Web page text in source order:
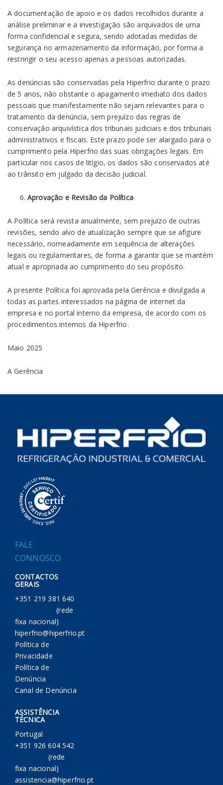
A documentação de apoio e os dados recolhidos durante a
análise preliminar e a investigação são arquivados de uma
forma confidencial e segura, sendo adotadas medidas de
segurança no armazenamento da informação, por forma a
restringir o seu acesso apenas a pessoas autorizadas.
As denúncias são conservadas pela Hiperfrio durante o prazo
de 5 anos, não obstante o apagamento imediato dos dados
pessoais que manifestamente não sejam relevantes para o
tratamento da denúncia, sem prejuízo das regras de
conservação arquivística dos tribunais judiciais e dos tribunais
administrativos e fiscais. Este prazo pode ser alargado para o
cumprimento pela Hiperfrio das suas obrigações legais. Em
particular nos casos de litígio, os dados são conservados até
ao trânsito em julgado da decisão judicial.
Aprovação e Revisão da Política
A Política será revista anualmente, sem prejuízo de outras
revisões, sendo alvo de atualização sempre que se afigure
necessário, nomeadamente em sequência de alterações
legais ou regulamentares, de forma a garantir que se mantém
atual e apropriada ao cumprimento do seu propósito.
A presente Política foi aprovada pela Gerência e divulgada a
todas as partes interessados na página de internet da
empresa e no portal interno da empresa, de acordo com os
procedimentos internos da Hiperfrio.
Maio 2025
A Gerência
FALE
CONNOSCO
CONTACTOS
GERAIS
+351 219 381 640
(rede
fixa nacional)
hiperfrio@hiperfrio.pt
Política de
Privacidade
Política de
Denúncia
Canal de Denúncia
ASSISTÊNCIA
TÉCNICA
Portugal
+351 926 604 542
(rede
fixa nacional)
assistencia@hiperfrio.pt